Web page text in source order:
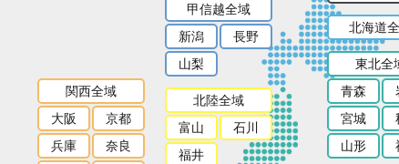
北海道
東北全
青森
宮城
山形
甲信越全域
新潟
長野
山梨
北陸全域
富山
石川
福井
関西全域
大阪
京都
兵庫
奈良